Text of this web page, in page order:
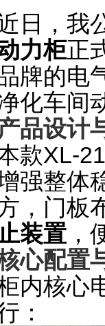
日，我
力柜正
牌的电
化车间
品设计
款XL-
强整体
，门板
装置 ，
心配置
内核心
：